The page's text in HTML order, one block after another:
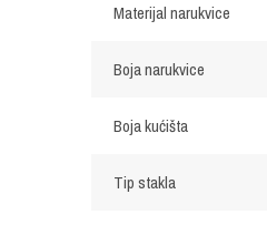
Materijal narukvice
Boja narukvice
Boja kućišta
Tip stakla